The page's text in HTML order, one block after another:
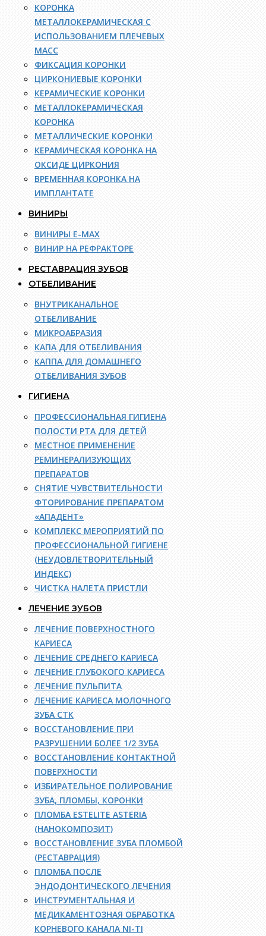
КОРОНКА
МЕТАЛЛОКЕРАМИЧЕСКАЯ С
ИСПОЛЬЗОВАНИЕМ ПЛЕЧЕВЫХ
МАСС
ФИКСАЦИЯ КОРОНКИ
ЦИРКОНИЕВЫЕ КОРОНКИ
КЕРАМИЧЕСКИЕ КОРОНКИ
МЕТАЛЛОКЕРАМИЧЕСКАЯ
КОРОНКА
МЕТАЛЛИЧЕСКИЕ КОРОНКИ
КЕРАМИЧЕСКАЯ КОРОНКА НА
ОКСИДЕ ЦИРКОНИЯ
ВРЕМЕННАЯ КОРОНКА НА
ИМПЛАНТАТЕ
ВИНИРЫ
ВИНИРЫ E-MAX
ВИНИР НА РЕФРАКТОРЕ
РЕСТАВРАЦИЯ ЗУБОВ
ОТБЕЛИВАНИЕ
ВНУТРИКАНАЛЬНОЕ
ОТБЕЛИВАНИЕ
МИКРОАБРАЗИЯ
КАПА ДЛЯ ОТБЕЛИВАНИЯ
КАППА ДЛЯ ДОМАШНЕГО
ОТБЕЛИВАНИЯ ЗУБОВ
ГИГИЕНА
ПРОФЕССИОНАЛЬНАЯ ГИГИЕНА
ПОЛОСТИ РТА ДЛЯ ДЕТЕЙ
МЕСТНОЕ ПРИМЕНЕНИЕ
РЕМИНЕРАЛИЗУЮЩИХ
ПРЕПАРАТОВ
СНЯТИЕ ЧУВСТВИТЕЛЬНОСТИ
ФТОРИРОВАНИЕ ПРЕПАРАТОМ
«АПАДЕНТ»
КОМПЛЕКС МЕРОПРИЯТИЙ ПО
ПРОФЕССИОНАЛЬНОЙ ГИГИЕНЕ
(НЕУДОВЛЕТВОРИТЕЛЬНЫЙ
ИНДЕКС)
ЧИСТКА НАЛЕТА ПРИСТЛИ
ЛЕЧЕНИЕ ЗУБОВ
ЛЕЧЕНИЕ ПОВЕРХНОСТНОГО
КАРИЕСА
ЛЕЧЕНИЕ СРЕДНЕГО КАРИЕСА
ЛЕЧЕНИЕ ГЛУБОКОГО КАРИЕСА
ЛЕЧЕНИЕ ПУЛЬПИТА
ЛЕЧЕНИЕ КАРИЕСА МОЛОЧНОГО
ЗУБА СТК
ВОССТАНОВЛЕНИЕ ПРИ
РАЗРУШЕНИИ БОЛЕЕ 1/2 ЗУБА
ВОССТАНОВЛЕНИЕ КОНТАКТНОЙ
ПОВЕРХНОСТИ
ИЗБИРАТЕЛЬНОЕ ПОЛИРОВАНИЕ
ЗУБА, ПЛОМБЫ, КОРОНКИ
ПЛОМБА ESTELITE ASTERIA
(НАНОКОМПОЗИТ)
ВОССТАНОВЛЕНИЕ ЗУБА ПЛОМБОЙ
(РЕСТАВРАЦИЯ)
ПЛОМБА ПОСЛЕ
ЭНДОДОНТИЧЕСКОГО ЛЕЧЕНИЯ
ИНСТРУМЕНТАЛЬНАЯ И
МЕДИКАМЕНТОЗНАЯ ОБРАБОТКА
КОРНЕВОГО КАНАЛА NI-TI